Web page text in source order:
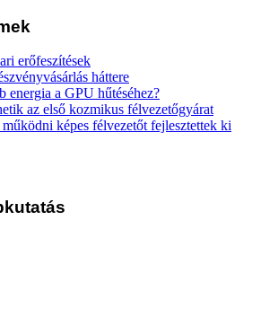
erőfeszítések
háttere
energia a GPU hűtéséhez?
az első kozmikus félvezetőgyárat
képes félvezetőt fejlesztettek ki